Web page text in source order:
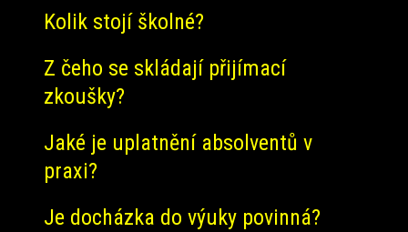
Kolik stojí školné?
Z čeho se skládají přijímací
zkoušky?
Jaké je uplatnění absolventů v
praxi?
Je docházka do výuky povinná?